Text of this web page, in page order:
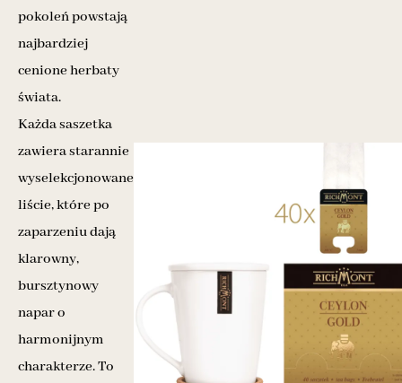
pokoleń powstają
najbardziej
cenione herbaty
świata.
Każda saszetka
zawiera starannie
wyselekcjonowane
liście, które po
zaparzeniu dają
klarowny,
bursztynowy
napar o
harmonijnym
charakterze. To